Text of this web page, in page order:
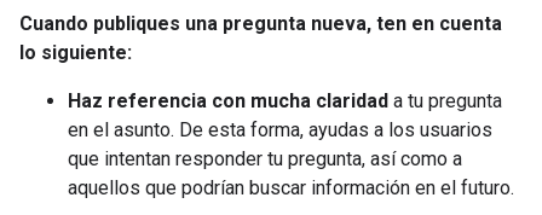
Cuando publiques una pregunta nueva, ten en cuenta
lo siguiente:
Haz referencia con mucha claridad a tu pregunta
en el asunto. De esta forma, ayudas a los usuarios
que intentan responder tu pregunta, así como a
aquellos que podrían buscar información en el futuro.